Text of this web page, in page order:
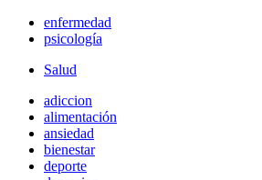
enfermedad
psicología
Salud
adiccion
alimentación
ansiedad
bienestar
deporte